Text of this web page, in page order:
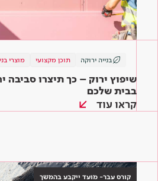
בנייה ירוקה תוכן מקצועי מוצרי
שיפוץ ירוק – כך תיצרו סביבה
בבית שלכם
קראו עוד
קורס עבר- מועד ייקבע בהמשך